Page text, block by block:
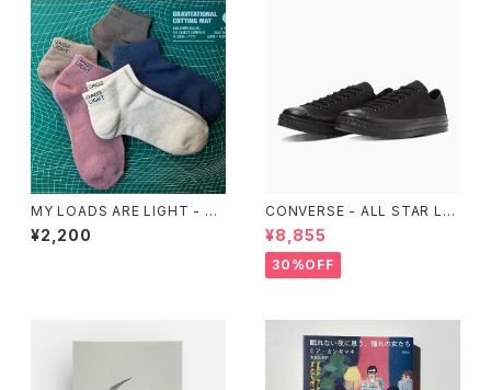
MY LOADS ARE LIGHT - Li
ghtness Ankle Socks
¥2,200
CONVERSE - ALL STAR LG
CY OX （ALL BLACK)
¥8,855
30%OFF